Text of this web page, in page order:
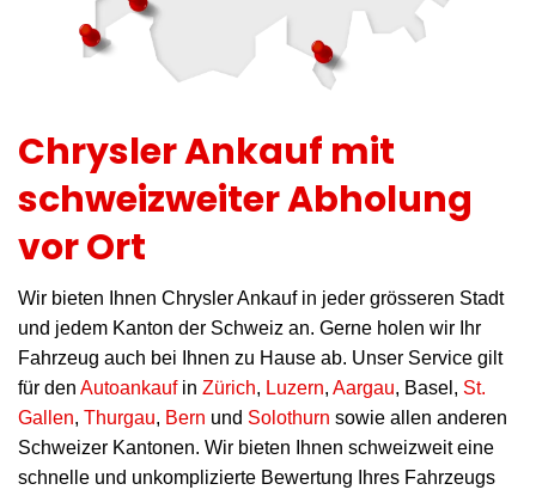
Chrysler Ankauf mit
schweizweiter Abholung
vor Ort
Wir bieten Ihnen Chrysler Ankauf in jeder grösseren Stadt
und jedem Kanton der Schweiz an. Gerne holen wir Ihr
Fahrzeug auch bei Ihnen zu Hause ab. Unser Service gilt
für den Autoankaufin Zürich, Luzern, Aargau, Basel, St.
Gallen, Thurgau, Bern und Solothurn sowie allen anderen
Schweizer Kantonen. Wir bieten Ihnen schweizweit eine
schnelle und unkomplizierte Bewertung Ihres Fahrzeugs